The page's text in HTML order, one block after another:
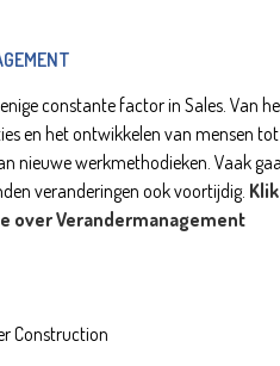
constante factor in Sales. Van
en het ontwikkelen van mensen
nieuwe werkmethodieken. Vaak
veranderingen ook voortijdig.
over Verandermanagement
Construction